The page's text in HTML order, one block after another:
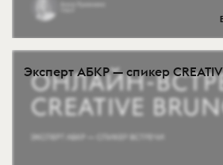
Эксперт АБКР — спикер